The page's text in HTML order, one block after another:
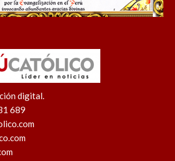
digital.
689